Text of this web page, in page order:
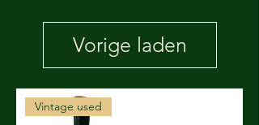
Vorige laden
Vintage used